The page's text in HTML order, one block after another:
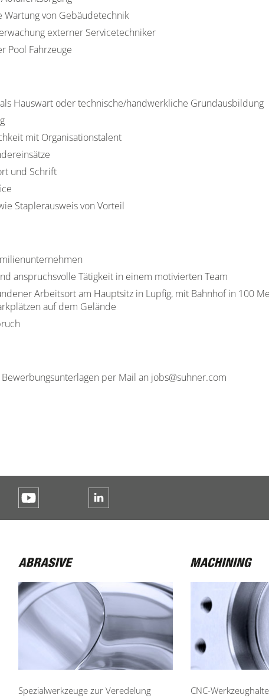
von Gebäudetechnik
externer Servicetechniker
Pool Fahrzeuge
Hauswart oder technische/handwerkliche Grundausbildung
mit Organisationstalent
und Schrift
Staplerausweis von Vorteil
anspruchsvolle Tätigkeit in einem motivierten Team
Arbeitsort am Hauptsitz in Lupfig, mit Bahnhof in 100
auf dem Gelände
per Mail an jobs@suhner.com
Spezialwerkzeuge zur Veredelung
CNC-